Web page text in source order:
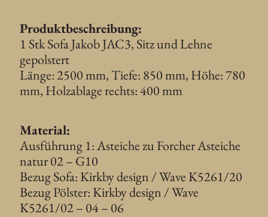
Produktbeschreibung:
1 Stk Sofa Jakob JAC3, Sitz und Lehne
gepolstert
Länge: 2500 mm, Tiefe: 850 mm, Höhe: 780
mm, Holzablage rechts: 400 mm
Material:
Ausführung 1: Asteiche zu Forcher Asteiche
natur 02 – G10
Bezug Sofa: Kirkby design / Wave K5261/20
Bezug Pölster: Kirkby design / Wave
K5261/02 – 04 – 06